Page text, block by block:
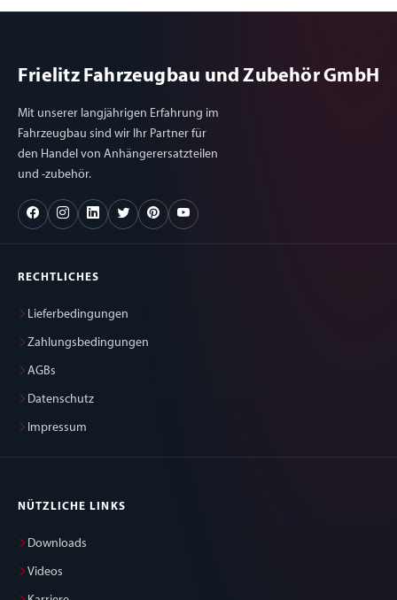
Frielitz Fahrzeugbau und Zubehör GmbH
Mit unserer langjährigen Erfahrung im
Fahrzeugbau sind wir Ihr Partner für
den Handel von Anhängerersatzteilen
und -zubehör.
RECHTLICHES
Lieferbedingungen
Zahlungsbedingungen
AGBs
Datenschutz
Impressum
NÜTZLICHE LINKS
Downloads
Videos